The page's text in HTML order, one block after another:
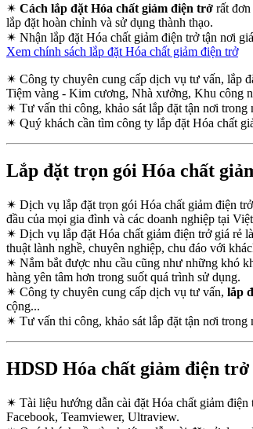
✴ Cách lắp đặt Hóa chất giảm điện trở rất
lắp đặt hoàn chỉnh và sử dụng thành thạo.
✴ Nhận lắp đặt Hóa chất giảm điện trở tận nơi
Xem chính sách lắp đặt Hóa chất giảm điện trở
✴ Công ty chuyên cung cấp dịch vụ tư vấn, lắp
Tiệm vàng - Kim cương, Nhà xưởng, Khu công
✴ Tư vấn thi công, khảo sát lắp đặt tận nơi
✴ Quý khách cần tìm công ty lắp đặt Hóa chất
Lắp đặt trọn gói Hóa chất
✴ Dịch vụ lắp đặt trọn gói Hóa chất giảm điện
đầu của mọi gia đình và các doanh nghiệp tại
✴ Dịch vụ lắp đặt Hóa chất giảm điện trở giá rẻ
thuật lành nghề, chuyên nghiệp, chu đáo với
✴ Nắm bắt được nhu cầu cũng như những khó
hàng yên tâm hơn trong suốt quá trình sử dụng.
✴ Công ty chuyên cung cấp dịch vụ tư vấn, lắp
cộng...
✴ Tư vấn thi công, khảo sát lắp đặt tận nơi
HDSD Hóa chất giảm điện
✴ Tài liệu hướng dẫn cài đặt Hóa chất giảm
Facebook, Teamviewer, Ultraview.